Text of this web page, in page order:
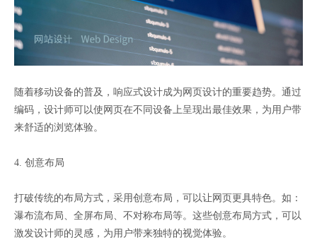
随着移动设备的普及，响应式设计成为网页设计的重要趋势。通过
编码，设计师可以使网页在不同设备上呈现出最佳效果，为用户带
来舒适的浏览体验。
4. 创意布局
打破传统的布局方式，采用创意布局，可以让网页更具特色。如：
瀑布流布局、全屏布局、不对称布局等。这些创意布局方式，可以
激发设计师的灵感，为用户带来独特的视觉体验。